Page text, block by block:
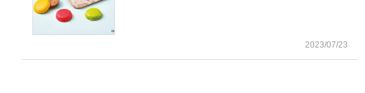
2023/07/23